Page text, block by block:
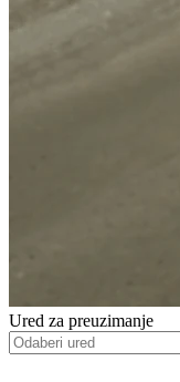
Ured za preuzimanje